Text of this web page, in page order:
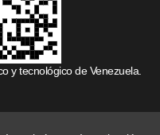
y tecnológico de Venezuela.